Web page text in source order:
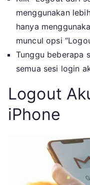
menggunakan
hanya
muncul opsi
Tunggu beberapa
semua sesi login
Logout
iPhone